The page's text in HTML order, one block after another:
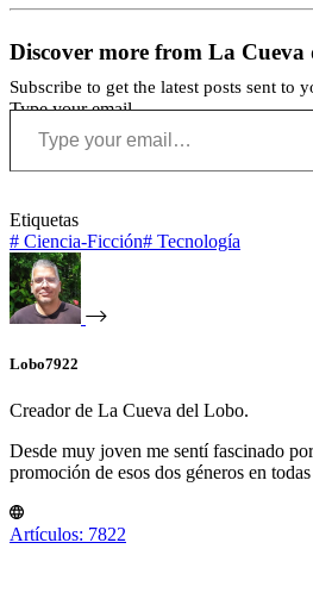
Discover more from La Cueva
Subscribe to get the latest posts sent to
Type your email…
Etiquetas
# Ciencia-Ficción# Tecnología
Lobo7922
Creador de La Cueva del Lobo.
Desde muy joven me sentí fascinado
promoción de esos dos géneros en
Artículos: 7822